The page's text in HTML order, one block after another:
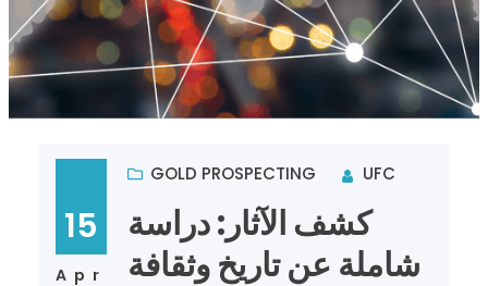
15
Apr
GOLD PROSPECTING UFC
كشف الآثار: دراسة
شاملة عن تاريخ وثقافة